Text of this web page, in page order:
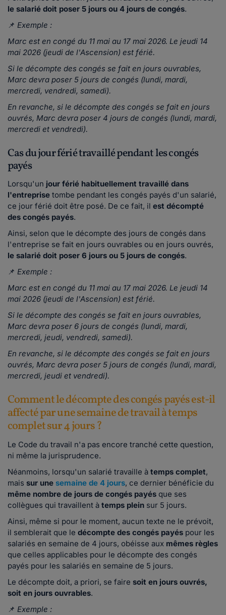
le salarié doit poser 5 jours ou 4 jours de congés.
📌 Exemple :
Marc est en congé du 11 mai au 17 mai 2026. Le jeudi 14
mai 2026 (jeudi de l'Ascension) est férié.
Si le décompte des congés se fait en jours ouvrables,
Marc devra poser 5 jours de congés (lundi, mardi,
mercredi, vendredi, samedi).
En revanche, si le décompte des congés se fait en jours
ouvrés, Marc devra poser 4 jours de congés (lundi, mardi,
mercredi et vendredi).
Cas du jour férié travaillé pendant les congés
payés
Lorsqu'un jour férié habituellement travaillé dans
l'entreprise tombe pendant les congés payés d'un salarié,
ce jour férié doit être posé. De ce fait, il est décompté
des congés payés.
Ainsi, selon que le décompte des jours de congés dans
l'entreprise se fait en jours ouvrables ou en jours ouvrés,
le salarié doit poser 6 jours ou 5 jours de congés.
📌 Exemple :
Marc est en congé du 11 mai au 17 mai 2026. Le jeudi 14
mai 2026 (jeudi de l'Ascension) est férié.
Si le décompte des congés se fait en jours ouvrables,
Marc devra poser 6 jours de congés (lundi, mardi,
mercredi, jeudi, vendredi, samedi).
En revanche, si le décompte des congés se fait en jours
ouvrés, Marc devra poser 5 jours de congés (lundi, mardi,
mercredi, jeudi et vendredi).
Comment le décompte des congés payés est-il
affecté par une semaine de travail à temps
complet sur 4 jours ?
Le Code du travail n'a pas encore tranché cette question,
ni même la jurisprudence.
Néanmoins, lorsqu'un salarié travaille à temps complet,
mais sur une semaine de 4 jours, ce dernier bénéficie du
même nombre de jours de congés payés que ses
collègues qui travaillent à temps plein sur 5 jours.
Ainsi, même si pour le moment, aucun texte ne le prévoit,
il semblerait que le décompte des congés payés pour les
salariés en semaine de 4 jours, obéisse aux mêmes règles
que celles applicables pour le décompte des congés
payés pour les salariés en semaine de 5 jours.
Le décompte doit, a priori, se faire soit en jours ouvrés,
soit en jours ouvrables.
📌 Exemple :